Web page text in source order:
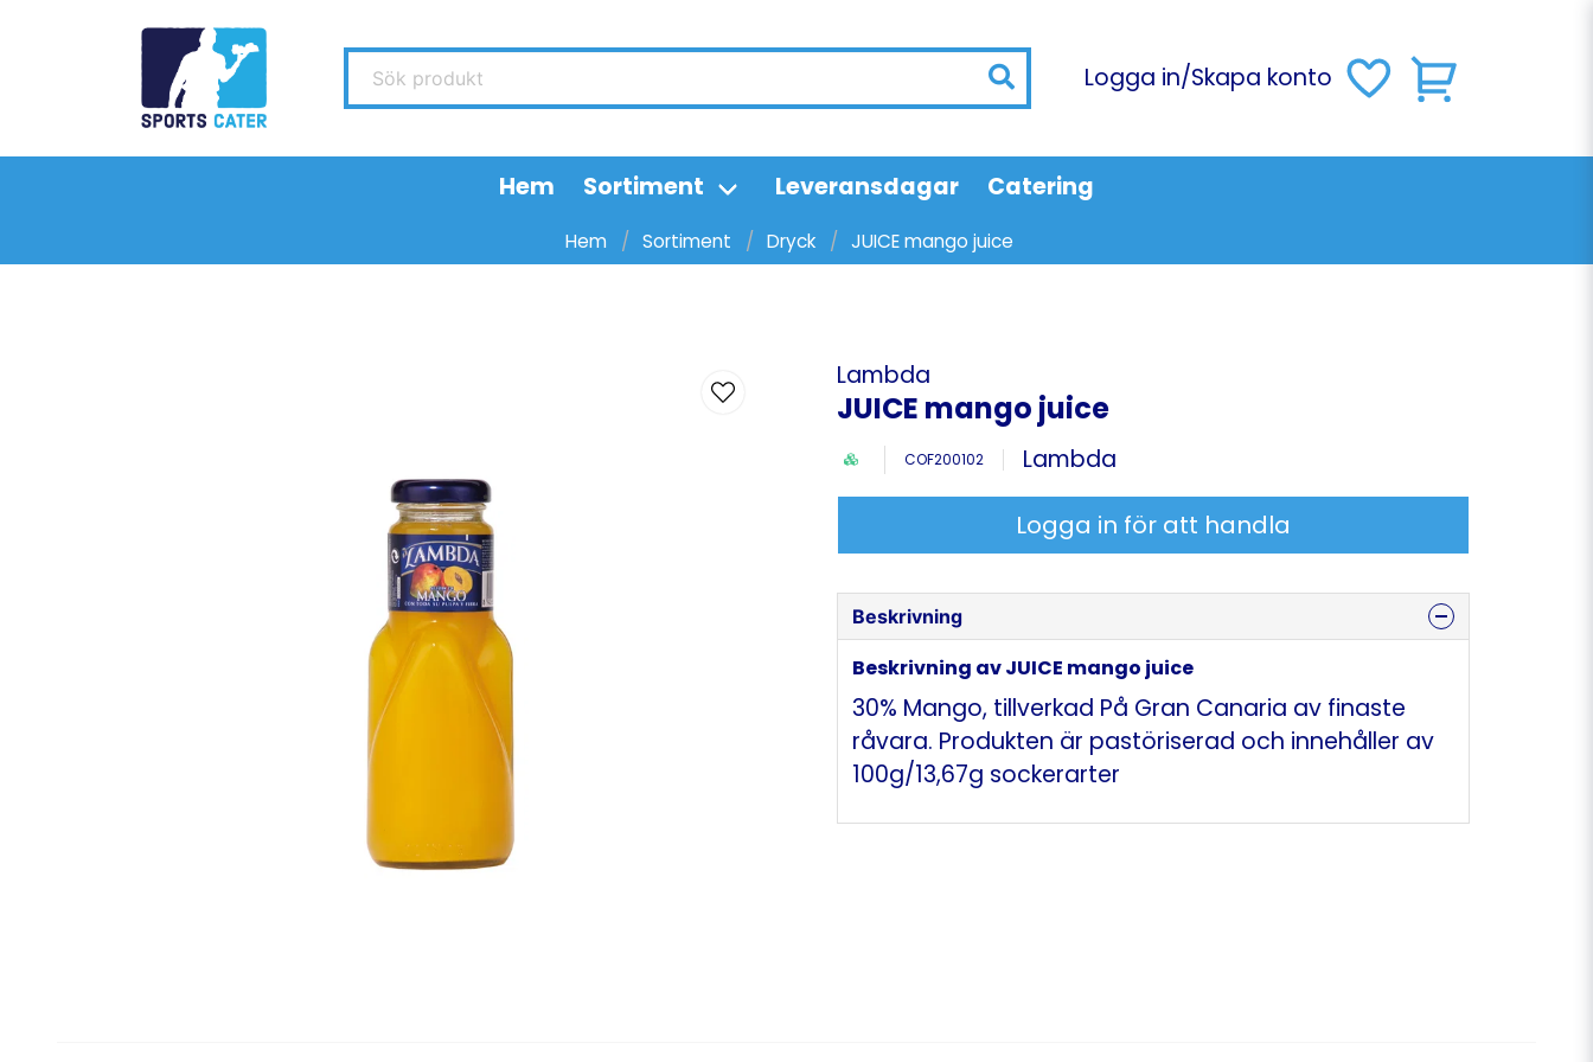
Sök produkt Logga in/Skapa konto
Hem Sortiment Leveransdagar Catering
Hem Sortiment Dryck JUICE mango juice
Lambda
JUICE mango juice
COF200102 Lambda
Logga in för att handla
Beskrivning
Beskrivning av JUICE mango juice
30% Mango, tillverkad På Gran Canaria av finaste
råvara. Produkten är pastöriserad och innehåller av
100g/13,67g sockerarter